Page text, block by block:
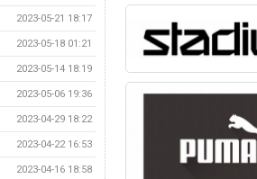
2023-05-21 18:17
2023-05-18 01:21
2023-05-14 18:19
2023-05-06 19:36
2023-04-29 18:22
2023-04-22 16:53
2023-04-16 18:58